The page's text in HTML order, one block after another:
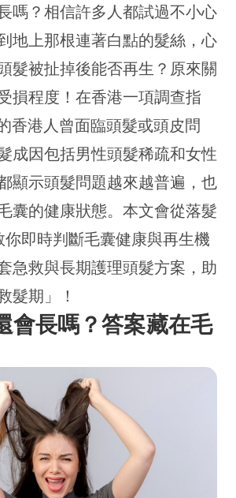
嗎？相信許多人都試過不小心
地上那根連著白點的髮絲，心
髮被扯掉後能否再生？原來關
損程度！在香港一項調查指
香港人曾面臨頭髮或頭皮問
成因包括男性頭髮稀疏和女性
顯示頭髮問題越來越普遍，也
囊的健康狀態。本文會從落髮
即時判斷毛囊健康與再生機
急救與長期護理頭髮方案，助
髮期」！
會長嗎？答案藏在毛